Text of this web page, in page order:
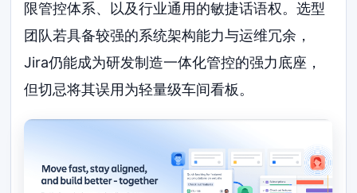
限管控体系、以及行业通用的敏捷话语权。选型
团队若具备较强的系统架构能力与运维冗余，
Jira仍能成为研发制造一体化管控的强力底座，
但切忌将其误用为轻量级车间看板。